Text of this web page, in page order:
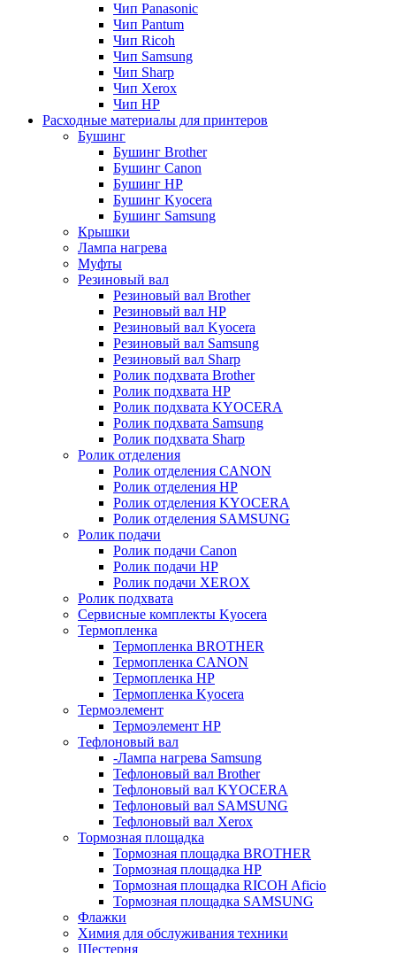
Чип Panasonic
Чип Pantum
Чип Ricoh
Чип Samsung
Чип Sharp
Чип Xerox
Чип НР
Расходные материалы для принтеров
Бушинг
Бушинг Brother
Бушинг Canon
Бушинг HP
Бушинг Kyocera
Бушинг Samsung
Крышки
Лампа нагрева
Муфты
Резиновый вал
Резиновый вал Brother
Резиновый вал HP
Резиновый вал Kyocera
Резиновый вал Samsung
Резиновый вал Sharp
Ролик подхвата Brother
Ролик подхвата HP
Ролик подхвата KYOCERA
Ролик подхвата Samsung
Ролик подхвата Sharp
Ролик отделения
Ролик отделения CANON
Ролик отделения HP
Ролик отделения KYOCERA
Ролик отделения SAMSUNG
Ролик подачи
Ролик подачи Canon
Ролик подачи HP
Ролик подачи XEROX
Ролик подхвата
Сервисные комплекты Kyocera
Термопленка
Термопленка BROTHER
Термопленка CANON
Термопленка HP
Термопленка Kyocera
Термоэлемент
Термоэлемент НР
Тефлоновый вал
-Лампа нагрева Samsung
Тефлоновый вал Brother
Тефлоновый вал KYOCERA
Тефлоновый вал SAMSUNG
Тефлоновый вал Xerox
Тормозная площадка
Тормозная площадка BROTHER
Тормозная площадка HP
Тормозная площадка RICOH Aficio
Тормозная площадка SAMSUNG
Флажки
Химия для обслуживания техники
Шестерня